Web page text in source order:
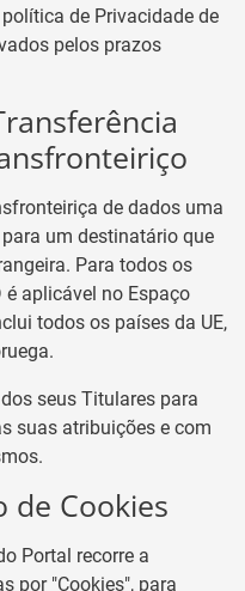
de Privacidade de
pelos prazos
de dados uma
um destinatário que
Para todos os
é aplicável no Espaço
todos os países da UE,
dos seus Titulares para
suas atribuições e com
de Cookies
Portal recorre a
por "Cookies", para